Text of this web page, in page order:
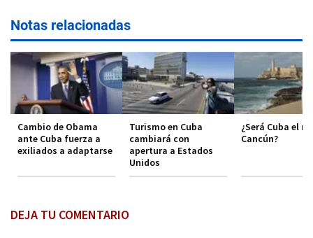
Notas relacionadas
Cambio de Obama
ante Cuba fuerza a
exiliados a adaptarse
Turismo en Cuba
cambiará con
apertura a Estados
Unidos
¿Será Cuba el
Cancún?
DEJA TU COMENTARIO